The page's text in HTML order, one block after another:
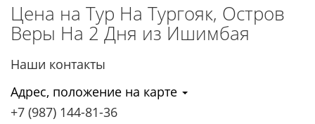
Цена на Тур На Тургояк, Остров
Веры На 2 Дня из Ишимбая
Наши контакты
Адрес, положение на карте
+7 (987) 144-81-36